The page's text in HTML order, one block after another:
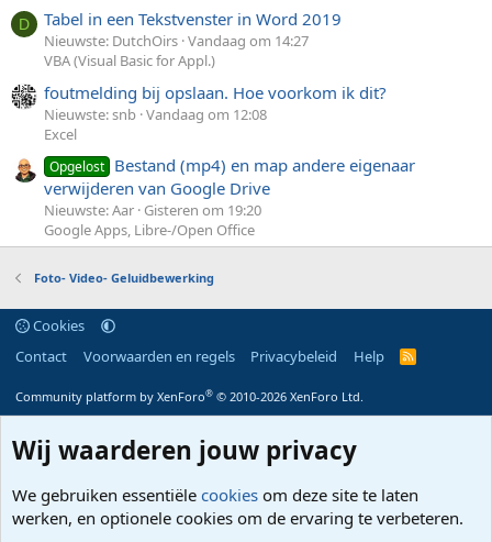
D Tabel in een Tekstvenster in Word 2019
Nieuwste: DutchOirs Vandaag om 14:27
VBA (Visual Basic for Appl.)
foutmelding bij opslaan. Hoe voorkom ik dit?
Nieuwste: snb Vandaag om 12:08
Excel
Opgelost Bestand (mp4) en map andere eigenaar
verwijderen van Google Drive
Nieuwste: Aar Gisteren om 19:20
Google Apps, Libre-/Open Office
Foto- Video- Geluidbewerking
Cookies
Contact
Voorwaarden en regels Privacybeleid Help
R
Community platform by XenForo® © 2010-2026 XenForo Ltd.
Wij waarderen jouw privacy
We gebruiken essentiële cookies om deze site te laten
werken, en optionele cookies om de ervaring te verbeteren.